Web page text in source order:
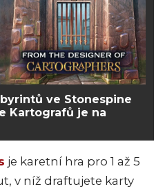
ve Stonespine
Kartografů je na
je karetní hra pro 1 až 5
v níž draftujete karty